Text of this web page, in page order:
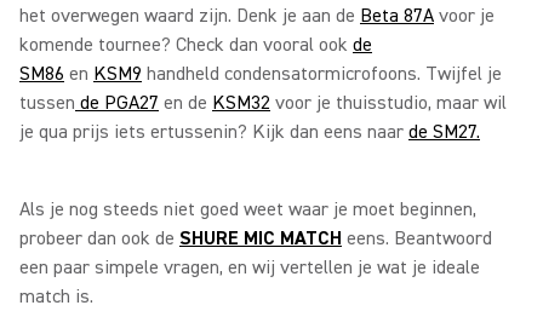
het overwegen waard zijn. Denk je aan de Beta 87A voor je
komende tournee? Check dan vooral ook de
SM86 en KSM9 handheld condensatormicrofoons. Twijfel je
tussen de PGA27 en de KSM32 voor je thuisstudio, maar wil
je qua prijs iets ertussenin? Kijk dan eens naar de SM27.
Als je nog steeds niet goed weet waar je moet beginnen,
probeer dan ook de SHURE MIC MATCH eens. Beantwoord
een paar simpele vragen, en wij vertellen je wat je ideale
match is.